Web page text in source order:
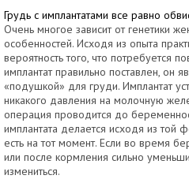
Грудь с имплантатами все равно
Очень многое зависит от генетики
особенностей. Исходя из опыта
вероятность того, что потребуется
имплантат правильно поставлен, он
«подушкой» для груди. Имплантат
никакого давления на молочную
операция проводится до
имплантата делается исходя из
есть на тот момент. Если во время
или после кормления сильно
измениться.